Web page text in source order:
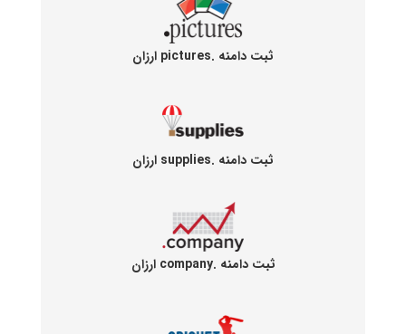
ثبت دامنه .pictures ارزان
ثبت دامنه .supplies ارزان
ثبت دامنه .company ارزان